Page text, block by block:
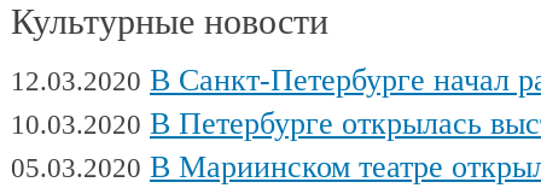
Культурные новости
12.03.2020 В Санкт-Петербурге начал работу
10.03.2020 В Петербурге открылась выставка
05.03.2020 В Мариинском театре открылся